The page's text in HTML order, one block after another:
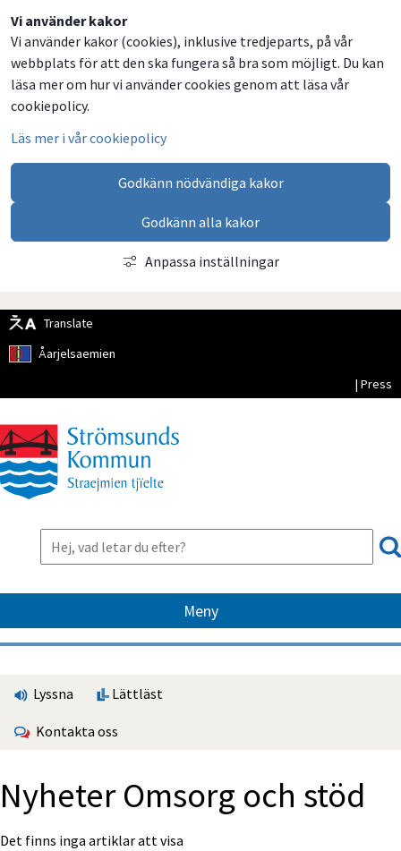
Vi använder kakor
Vi använder kakor (cookies), inklusive tredjeparts, på vår
webbplats för att den ska fungera så bra som möjligt. Du kan
läsa mer om hur vi använder cookies genom att läsa vår
cookiepolicy.
Läs mer i vår cookiepolicy
Godkänn nödvändiga kakor
Godkänn alla kakor
Anpassa inställningar
Translate
Åarjelsaemien
| Press
Meny
Lyssna Lättläst
Kontakta oss
Nyheter Omsorg och stöd
Det finns inga artiklar att visa
Dela
på
Facebook
Dela
på
Twitter
Dela
på
LinkedIn
Dela
via
email